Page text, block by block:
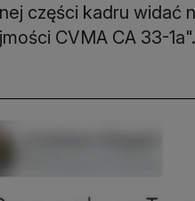
części kadru widać
CVMA CA 33-1a".